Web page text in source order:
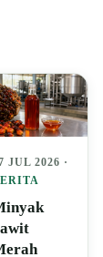
JUL 2026 ·